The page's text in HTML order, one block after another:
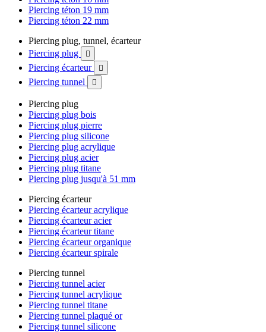
Piercing téton 19 mm
Piercing téton 22 mm
Piercing plug, tunnel, écarteur
Piercing plug

Piercing écarteur 
Piercing tunnel 
Piercing plug
Piercing plug bois
Piercing plug pierre
Piercing plug silicone
Piercing plug acrylique
Piercing plug acier
Piercing plug titane
Piercing plug jusqu'à 51 mm
Piercing écarteur
Piercing écarteur acrylique
Piercing écarteur acier
Piercing écarteur titane
Piercing écarteur organique
Piercing écarteur spirale
Piercing tunnel
Piercing tunnel acier
Piercing tunnel acrylique
Piercing tunnel titane
Piercing tunnel plaqué or
Piercing tunnel silicone